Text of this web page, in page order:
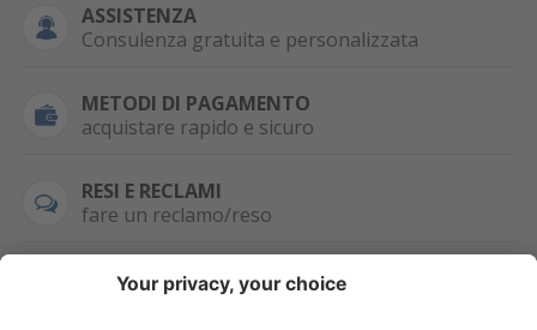
ASSISTENZA
Consulenza gratuita e personalizzata
METODI DI PAGAMENTO
acquistare rapido e sicuro
RESI E RECLAMI
fare un reclamo/reso
SEMPRE DISPONIBILE
0471 506798